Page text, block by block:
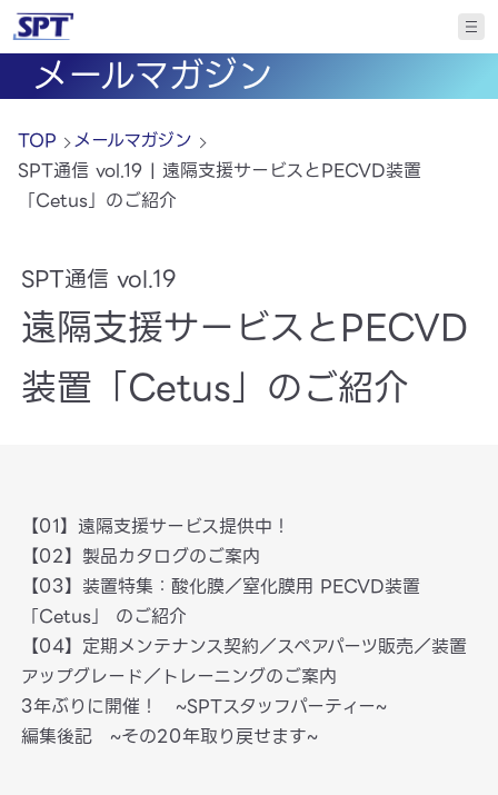
メールマガジン
TOP
メールマガジン
SPT通信 vol.19 | 遠隔支援サービスとPECVD装置
「Cetus」のご紹介
SPT通信 vol.19
遠隔支援サービスとPECVD
装置「Cetus」のご紹介
【01】遠隔支援サービス提供中！
【02】製品カタログのご案内
【03】装置特集：酸化膜／窒化膜用 PECVD装置
「Cetus」 のご紹介
【04】定期メンテナンス契約／スペアパーツ販売／装置
アップグレード／トレーニングのご案内
3年ぶりに開催！ ~SPTスタッフパーティー~
編集後記 ~その20年取り戻せます~